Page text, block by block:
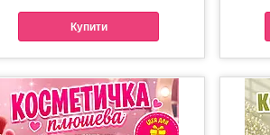
Купити